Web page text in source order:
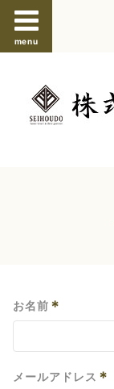
menu
お名前 *
メールアドレス *